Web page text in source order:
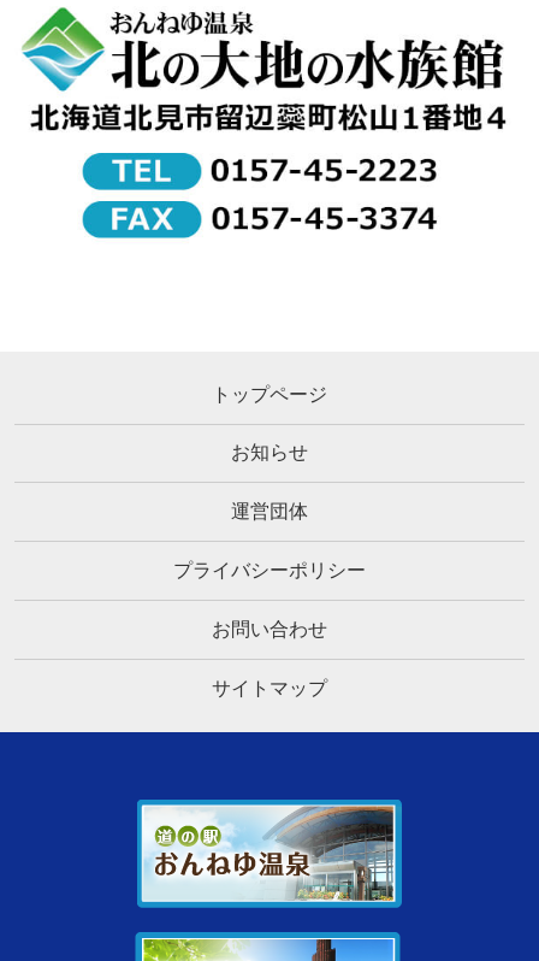
トップページ
お知らせ
運営団体
プライバシーポリシー
お問い合わせ
サイトマップ